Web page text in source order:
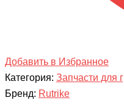
Добавить в Избранное
Категория: Запчасти для
Бренд: Rutrike